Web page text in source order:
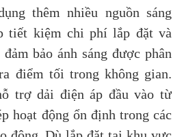
thêm nhiều nguồn sáng
tiết kiệm chi phí lắp đặt và
bảo ánh sáng được phân
điểm tối trong không gian.
trợ dải điện áp đầu vào từ
hoạt động ổn định trong các